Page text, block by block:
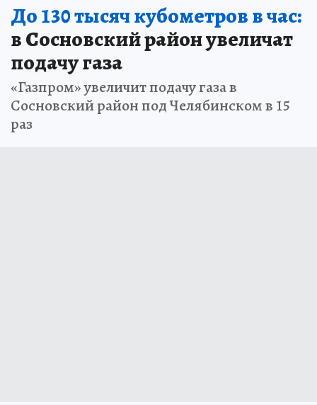
До 130 тысяч кубометров в час:
в Сосновский район увеличат
подачу газа
«Газпром» увеличит подачу газа в
Сосновский район под Челябинском в 15
раз